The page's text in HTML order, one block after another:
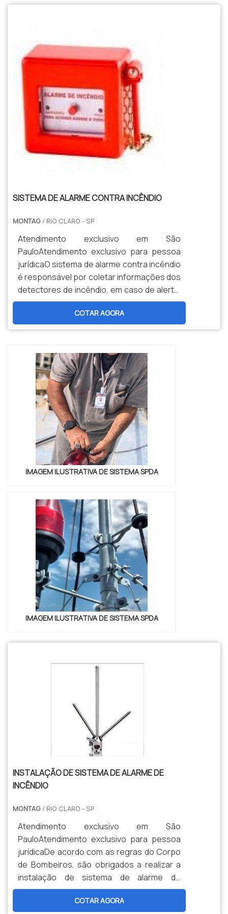
SISTEMA DE ALARME CONTRA INCÊNDIO
MONTAG / RIO CLARO - SP
Atendimento exclusivo em São
PauloAtendimento exclusivo para pessoa
jurídicaO sistema de alarme contra incêndio
é responsável por coletar informações dos
detectores de incêndio, em caso de alerta,
como curto-circuito, rompimento de
cabeamento e outras situações de risco, o
sistema ativará os sinalizadores.AS
INCÊNDIOAs vantagens do sistema de
alarme de incêndio são inúmeras:
Segurança dos indivíduos; Pr...
COTAR AGORA
IMAGEM ILUSTRATIVA DE SISTEMA SPDA
IMAGEM ILUSTRATIVA DE SISTEMA SPDA
INSTALAÇÃO DE SISTEMA DE ALARME DE
INCÊNDIO
MONTAG / RIO CLARO - SP
Atendimento exclusivo em São
PauloAtendimento exclusivo para pessoa
jurídicaDe acordo com as regras do Corpo
de Bombeiros, são obrigados a realizar a
instalação de sistema de alarme de
incêndio as indústrias com área construída
de 1500m², os edifícios que tenham mais de
COTAR AGORA